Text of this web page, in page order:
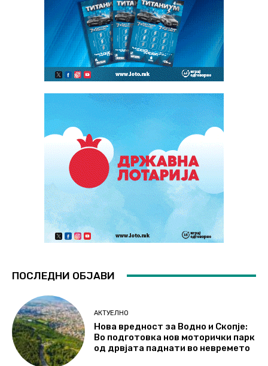
ПОСЛЕДНИ ОБЈАВИ
АКТУЕЛНО
Нова вредност за Водно и Скопје:
Во подготовка нов моторички парк
од дрвјата паднати во невремето